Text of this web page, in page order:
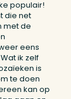
populair!
die net
met de
eens
ik zelf
is
te doen
kan op